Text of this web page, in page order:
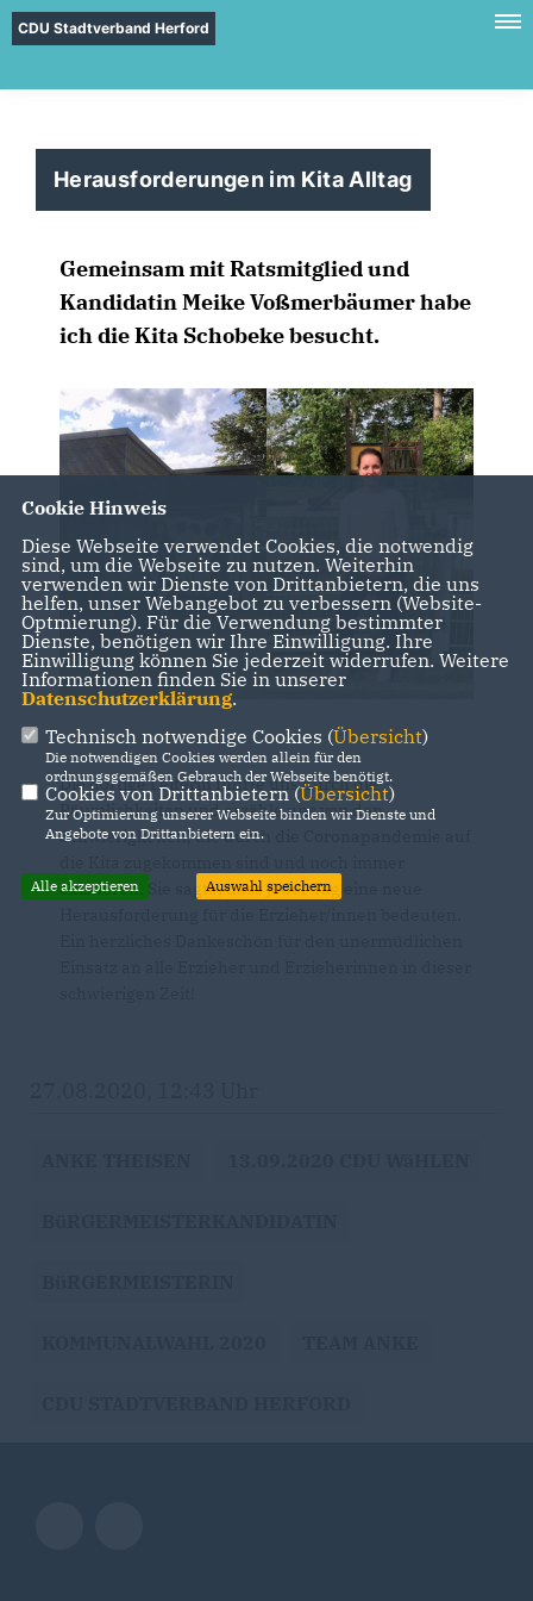
CDU Stadtverband Herford
Herausforderungen im Kita Alltag
Gemeinsam mit Ratsmitglied und
Kandidatin Meike Voßmerbäumer habe
ich die Kita Schobeke besucht.
Die dortige Leiterin führte uns durch die
Räumlichkeiten und erzähle uns von den
Schwierigkeiten, die durch die Coronapandemie auf
existieren. Sie sagte, dass jeder Tag eine neue
Cookie Hinweis
Diese Webseite verwendet Cookies, die notwendig
sind, um die Webseite zu nutzen. Weiterhin
verwenden wir Dienste von Drittanbietern, die uns
helfen, unser Webangebot zu verbessern (Website-
Optmierung). Für die Verwendung bestimmter
Dienste, benötigen wir Ihre Einwilligung. Ihre
Einwilligung können Sie jederzeit widerrufen. Weitere
Informationen finden Sie in unserer
Datenschutzerklärung.
Technisch notwendige Cookies (Übersicht)
Die notwendigen Cookies werden allein für den
ordnungsgemäßen Gebrauch der Webseite benötigt.
Cookies von Drittanbietern (Übersicht)
Zur Optimierung unserer Webseite binden wir Dienste und
Angebote von Drittanbietern ein.
Alle akzeptieren Auswahl speichern